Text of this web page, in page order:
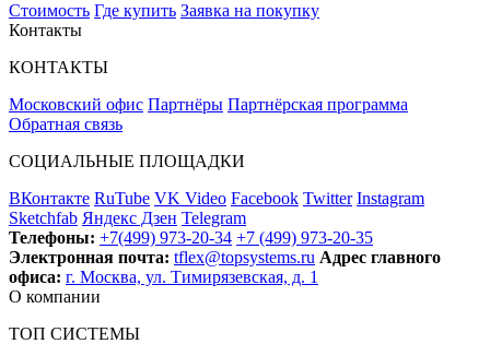
Стоимость Где купить Заявка на покупку
Контакты
КОНТАКТЫ
Московский офис Партнёры Партнёрская программа
Обратная связь
СОЦИАЛЬНЫЕ ПЛОЩАДКИ
ВКонтакте RuTube VK Video Facebook Twitter Instagram
Sketchfab Яндекс Дзен Telegram
Телефоны: +7(499) 973-20-34 +7 (499) 973-20-35
Электронная почта: tflex@topsystems.ru Адрес главного
офиса: г. Москва, ул. Тимирязевская, д. 1
О компании
ТОП СИСТЕМЫ